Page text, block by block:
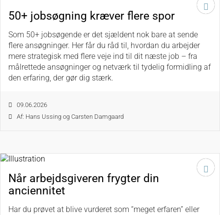
50+ jobsøgning kræver flere spor
Som 50+ jobsøgende er det sjældent nok bare at sende
flere ansøgninger. Her får du råd til, hvordan du arbejder
mere strategisk med flere veje ind til dit næste job – fra
målrettede ansøgninger og netværk til tydelig formidling af
den erfaring, der gør dig stærk.
09.06.2026
Af: Hans Ussing og Carsten Damgaard
Når arbejdsgiveren frygter din
anciennitet
Har du prøvet at blive vurderet som “meget erfaren” eller